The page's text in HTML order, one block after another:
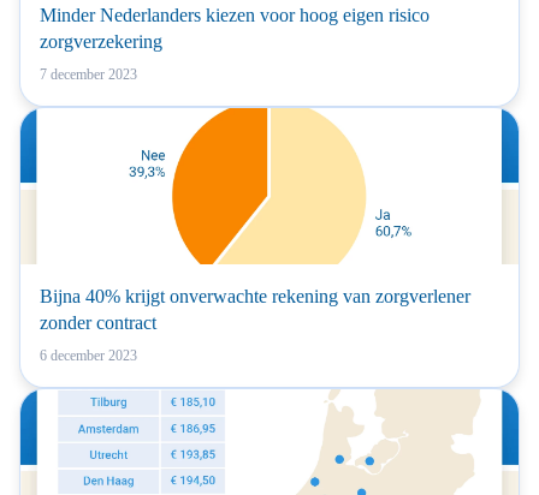
Minder Nederlanders kiezen voor hoog eigen risico
zorgverzekering
7 december 2023
Bijna 40% krijgt onverwachte rekening van zorgverlener
zonder contract
6 december 2023